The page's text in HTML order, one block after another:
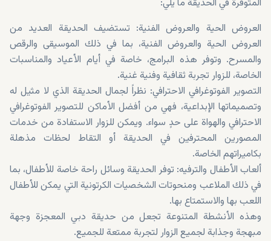
المتوفرة في الحديقة ما يلي:
العروض الحية والعروض الفنية: تستضيف الحديقة العديد من
العروض الحية والعروض الفنية، بما في ذلك الموسيقى والرقص
والمسرح. وتوفر هذه البرامج، خاصة في أيام الأعياد والمناسبات
الخاصة، للزوار تجربة ثقافية وفنية غنية.
التصوير الفوتوغرافي الاحترافي: نظراً لجمال الحديقة الذي لا مثيل له
وتصميماتها الإبداعية، فهي من أفضل الأماكن للتصوير الفوتوغرافي
الاحترافي والهواة على حدٍ سواء. ويمكن للزوار الاستفادة من خدمات
المصورين المحترفين في الحديقة أو التقاط لحظات مذهلة
بكاميراتهم الخاصة.
ألعاب الأطفال والترفيه: توفر الحديقة وسائل راحة خاصة للأطفال، بما
في ذلك الملاعب ومنحوتات الشخصيات الكرتونية التي يمكن للأطفال
اللعب بها والاستمتاع بها.
وهذه الأنشطة المتنوعة تجعل من حديقة دبي المعجزة وجهة
مبهجة وجذابة لجميع الزوار لتجربة ممتعة للجميع.